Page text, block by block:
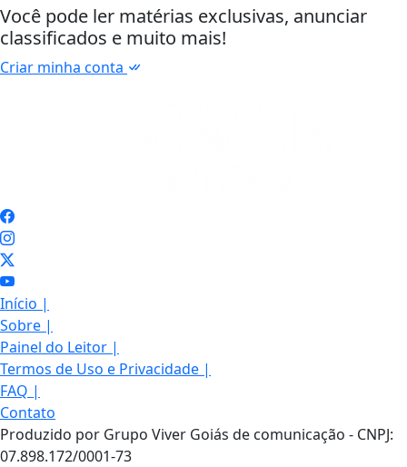
Você pode ler matérias exclusivas, anunciar
classificados e muito mais!
Criar minha conta
Início |
Sobre |
Painel do Leitor |
Termos de Uso e Privacidade |
FAQ |
Contato
Produzido por Grupo Viver Goiás de comunicação - CNPJ:
07.898.172/0001-73